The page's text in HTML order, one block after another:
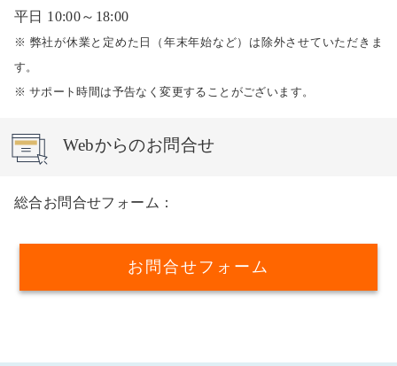
平日 10:00～18:00
※ 弊社が休業と定めた日（年末年始など）は除外させていただきま
す。
※ サポート時間は予告なく変更することがございます。
Webからのお問合せ
総合お問合せフォーム：
お問合せフォーム